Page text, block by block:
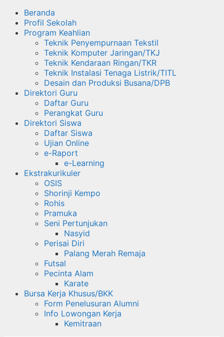
Beranda
Profil Sekolah
Program Keahlian
Teknik Penyempurnaan Tekstil
Teknik Komputer Jaringan/TKJ
Teknik Kendaraan Ringan/TKR
Teknik Instalasi Tenaga Listrik/TITL
Desain dan Produksi Busana/DPB
Direktori Guru
Daftar Guru
Perangkat Guru
Direktori Siswa
Daftar Siswa
Ujian Online
e-Raport
e-Learning
Ekstrakurikuler
OSIS
Shorinji Kempo
Rohis
Pramuka
Seni Pertunjukan
Nasyid
Perisai Diri
Palang Merah Remaja
Futsal
Pecinta Alam
Karate
Bursa Kerja Khusus/BKK
Form Penelusuran Alumni
Info Lowongan Kerja
Kemitraan